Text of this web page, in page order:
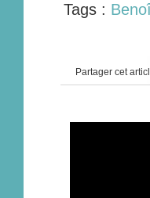
Tags :
Partager cet